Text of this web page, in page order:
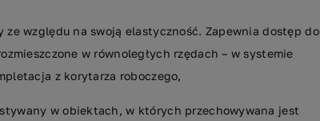
względu na swoją elastyczność. Zapewnia dostęp do
w równoległych rzędach – w systemie
z korytarza roboczego,
w obiektach, w których przechowywana jest